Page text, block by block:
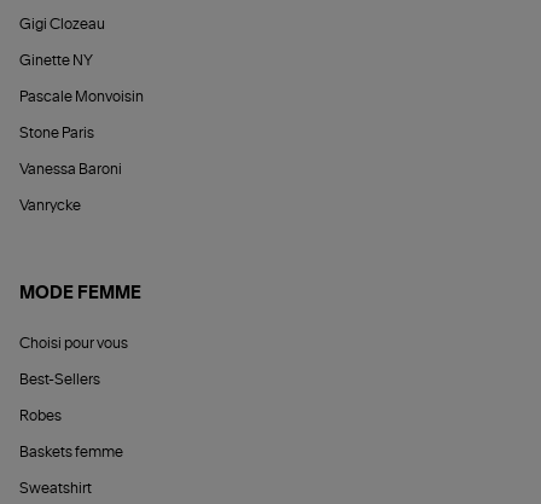
Gigi Clozeau
Ginette NY
Pascale Monvoisin
Stone Paris
Vanessa Baroni
Vanrycke
MODE FEMME
Choisi pour vous
Best-Sellers
Robes
Baskets femme
Sweatshirt